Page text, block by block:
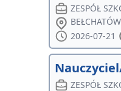
ZESPÓŁ
BEŁCHATÓW
2026-07-21
ZESPÓŁ